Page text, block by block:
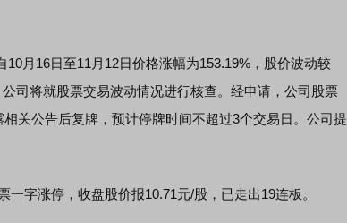
10月16日至11月12日价格涨幅为153.19%，股价波动较
司将就股票交易波动情况进行核查。经申请，公司股票
关公告后复牌，预计停牌时间不超过3个交易日。公司提
一字涨停，收盘股价报10.71元/股，已走出19连板。